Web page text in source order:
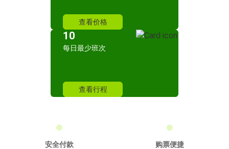
查看价格
10
每日最少班次
查看行程
安全付款
购票便捷